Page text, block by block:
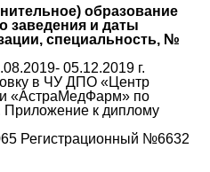
образование
заведения и даты
специальность, №
05.12.2019 г.
в ЧУ ДПО «Центр
«АстраМедФарм» по
Приложение к диплому
Регистрационный №6632